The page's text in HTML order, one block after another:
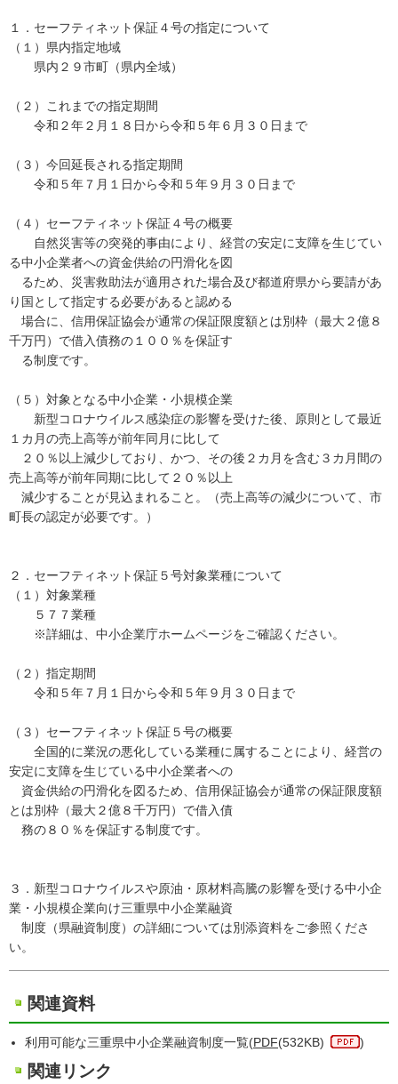
１．セーフティネット保証４号の指定について
（１）県内指定地域
県内２９市町（県内全域）
（２）これまでの指定期間
令和２年２月１８日から令和５年６月３０日まで
（３）今回延長される指定期間
令和５年７月１日から令和５年９月３０日まで
（４）セーフティネット保証４号の概要
自然災害等の突発的事由により、経営の安定に支障を生じてい
る中小企業者への資金供給の円滑化を図
るため、災害救助法が適用された場合及び都道府県から要請があ
り国として指定する必要があると認める
場合に、信用保証協会が通常の保証限度額とは別枠（最大２億８
千万円）で借入債務の１００％を保証す
る制度です。
（５）対象となる中小企業・小規模企業
新型コロナウイルス感染症の影響を受けた後、原則として最近
１カ月の売上高等が前年同月に比して
２０％以上減少しており、かつ、その後２カ月を含む３カ月間の
売上高等が前年同期に比して２０％以上
減少することが見込まれること。（売上高等の減少について、市
町長の認定が必要です。）
２．セーフティネット保証５号対象業種について
（１）対象業種
５７７業種
※詳細は、中小企業庁ホームページをご確認ください。
（２）指定期間
令和５年７月１日から令和５年９月３０日まで
（３）セーフティネット保証５号の概要
全国的に業況の悪化している業種に属することにより、経営の
安定に支障を生じている中小企業者への
資金供給の円滑化を図るため、信用保証協会が通常の保証限度額
とは別枠（最大２億８千万円）で借入債
務の８０％を保証する制度です。
３．新型コロナウイルスや原油・原材料高騰の影響を受ける中小企
業・小規模企業向け三重県中小企業融資
制度（県融資制度）の詳細については別添資料をご参照くださ
い。
関連資料
利用可能な三重県中小企業融資制度一覧(PDF(532KB) )
関連リンク